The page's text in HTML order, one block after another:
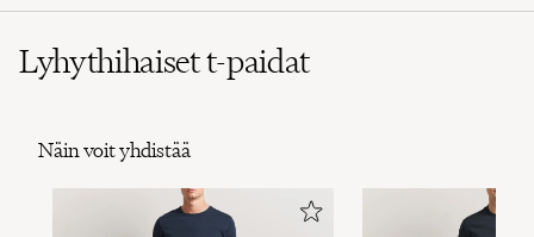
Lyhythihaiset t-paidat
Näin voit yhdistää